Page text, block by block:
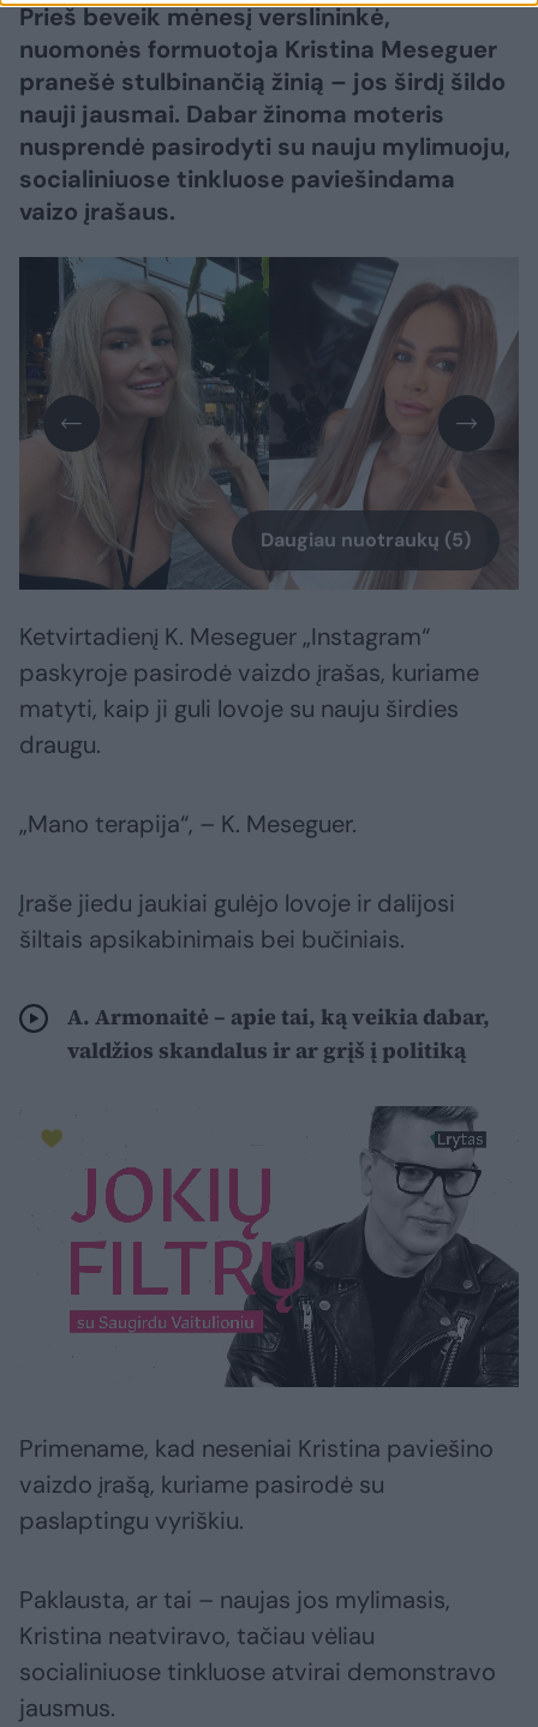
Prieš beveik mėnesį verslininkė,
nuomonės formuotoja Kristina Meseguer
pranešė stulbinančią žinią – jos širdį šildo
nauji jausmai. Dabar žinoma moteris
nusprendė pasirodyti su nauju mylimuoju,
socialiniuose tinkluose paviešindama
vaizo įrašaus.
Daugiau nuotraukų (5)
Ketvirtadienį K. Meseguer „Instagram“
paskyroje pasirodė vaizdo įrašas, kuriame
matyti, kaip ji guli lovoje su nauju širdies
draugu.
„Mano terapija“, – K. Meseguer.
Įraše jiedu jaukiai gulėjo lovoje ir dalijosi
šiltais apsikabinimais bei bučiniais.
A. Armonaitė – apie tai, ką veikia dabar,
valdžios skandalus ir ar grįš į politiką
Primename, kad neseniai Kristina paviešino
vaizdo įrašą, kuriame pasirodė su
paslaptingu vyriškiu.
Paklausta, ar tai – naujas jos mylimasis,
Kristina neatviravo, tačiau vėliau
socialiniuose tinkluose atvirai demonstravo
jausmus.